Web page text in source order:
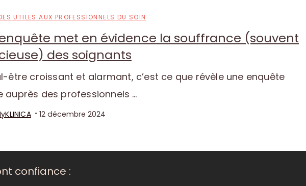
UTILES AUX PROFESSIONNELS DU SOIN
met en évidence la souffrance (souvent
des soignants
être croissant et alarmant, c’est ce que révèle une enquête
auprès des professionnels …
12 décembre 2024
confiance :